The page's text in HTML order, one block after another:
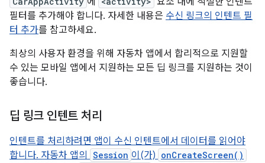
필터를 추가해야 합니다. 자세한 내용은 수신 링크의 인텐트 필
터 추가를 참고하세요.
최상의 사용자 환경을 위해 자동차 앱에서 합리적으로 지원할
수 있는 모바일 앱에서 지원하는 모든 딥 링크를 지원하는 것이
좋습니다.
딥 링크 인텐트 처리
인텐트를 처리하려면 앱이 수신 인텐트에서 데이터를 읽어야
합니다. 자동차 앱의
Session 이(가) onCreateScreen()